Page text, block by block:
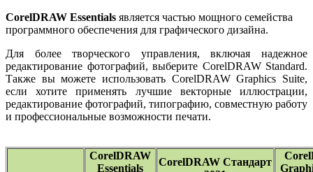
CorelDRAW Essentials является частью мощного семейства
программного обеспечения для графического дизайна.
Для более творческого управления, включая надежное
редактирование фотографий, выберите CorelDRAW Standard.
Также вы можете использовать CorelDRAW Graphics Suite,
если хотите применять лучшие векторные иллюстрации,
редактирование фотографий, типографию, совместную работу
и профессиональные возможности печати.
CorelDRAW
Essentials
CorelDRAW Стандарт